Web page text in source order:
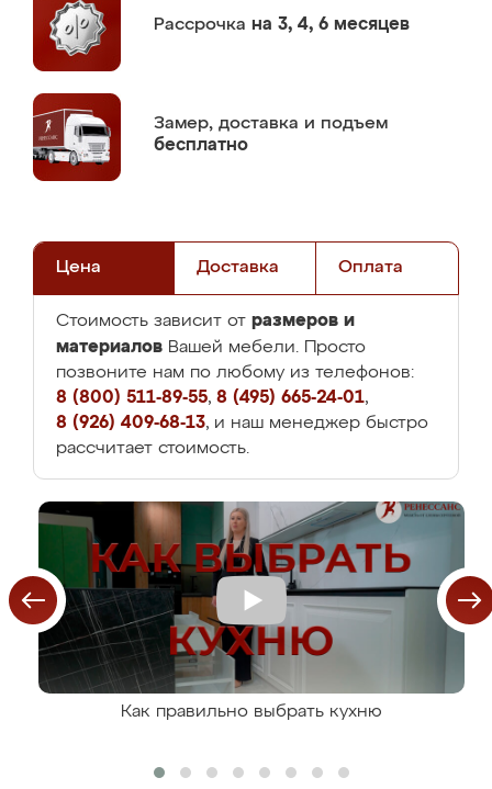
Рассрочка на 3, 4, 6 месяцев
Замер, доставка и подъем
бесплатно
Цена Доставка Оплата
Стоимость зависит от размеров и
материалов Вашей мебели. Просто
позвоните нам по любому из телефонов:
8 (800) 511-89-55, 8 (495) 665-24-01,
8 (926) 409-68-13, и наш менеджер быстро
рассчитает стоимость.
Как правильно выбрать кухню